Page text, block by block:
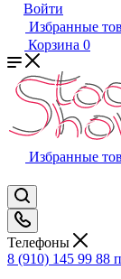
Войти
Избранные
Корзина 0
Избранные
Телефоны
8 (910) 145 99 88